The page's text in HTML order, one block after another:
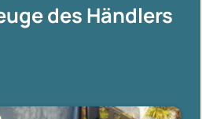
des Händlers